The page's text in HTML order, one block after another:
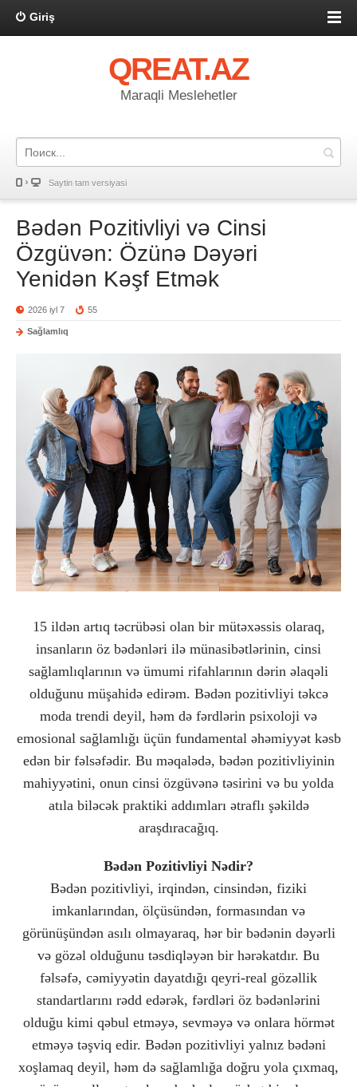
Giriş
QREAT.AZ
Maraqli Meslehetler
Saytin tam versiyasi
Bədən Pozitivliyi və Cinsi
Özgüvən: Özünə Dəyəri
Yenidən Kəşf Etmək
2026 iyl 7 55
Sağlamlıq
15 ildən artıq təcrübəsi olan bir mütəxəssis olaraq,
insanların öz bədənləri ilə münasibətlərinin, cinsi
sağlamlıqlarının və ümumi rifahlarının dərin əlaqəli
olduğunu müşahidə edirəm. Bədən pozitivliyi təkcə
moda trendi deyil, həm də fərdlərin psixoloji və
emosional sağlamlığı üçün fundamental əhəmiyyət kəsb
edən bir fəlsəfədir. Bu məqalədə, bədən pozitivliyinin
mahiyyətini, onun cinsi özgüvənə təsirini və bu yolda
atıla biləcək praktiki addımları ətraflı şəkildə
araşdıracağıq.
Bədən Pozitivliyi Nədir?
Bədən pozitivliyi, irqindən, cinsindən, fiziki
imkanlarından, ölçüsündən, formasından və
görünüşündən asılı olmayaraq, hər bir bədənin dəyərli
və gözəl olduğunu təsdiqləyən bir hərəkatdır. Bu
fəlsəfə, cəmiyyətin dayatdığı qeyri-real gözəllik
standartlarını rədd edərək, fərdləri öz bədənlərini
olduğu kimi qəbul etməyə, sevməyə və onlara hörmət
etməyə təşviq edir. Bədən pozitivliyi yalnız bədəni
xoşlamaq deyil, həm də sağlamlığa doğru yola çıxmaq,